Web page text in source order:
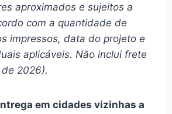
aproximados e sujeitos a
com a quantidade de
impressos, data do projeto e
aplicáveis. Não inclui frete
2026).
em cidades vizinhas a